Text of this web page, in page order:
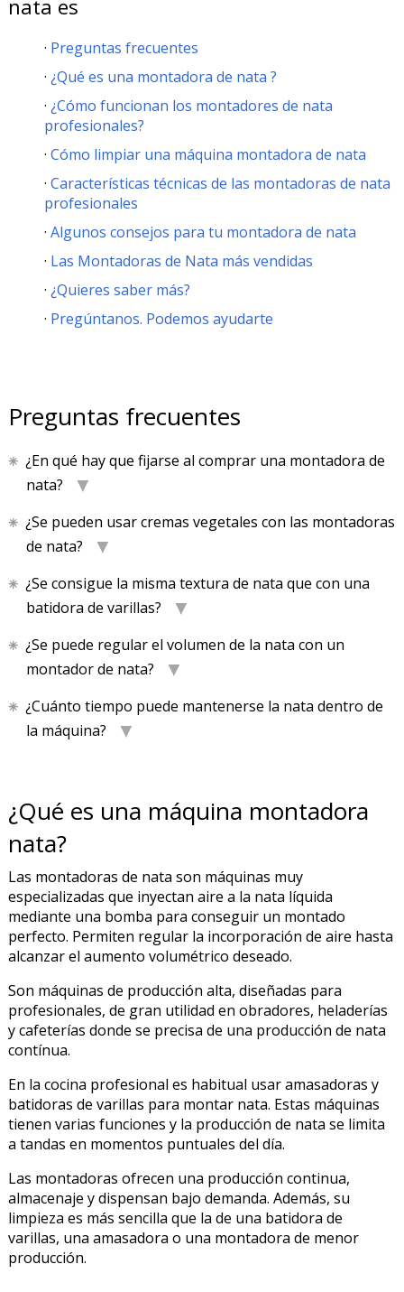
nata es
Preguntas frecuentes
¿Qué es una montadora de nata ?
¿Cómo funcionan los montadores de nata
profesionales?
Cómo limpiar una máquina montadora de nata
Características técnicas de las montadoras de nata
profesionales
Algunos consejos para tu montadora de nata
Las Montadoras de Nata más vendidas
¿Quieres saber más?
Pregúntanos. Podemos ayudarte
Preguntas frecuentes
¿En qué hay que fijarse al comprar una montadora de
nata?
¿Se pueden usar cremas vegetales con las montadoras
de nata?
¿Se consigue la misma textura de nata que con una
batidora de varillas?
¿Se puede regular el volumen de la nata con un
montador de nata?
¿Cuánto tiempo puede mantenerse la nata dentro de
la máquina?
¿Qué es una máquina montadora
nata?
Las montadoras de nata son máquinas muy
especializadas que inyectan aire a la nata líquida
mediante una bomba para conseguir un montado
perfecto. Permiten regular la incorporación de aire hasta
alcanzar el aumento volumétrico deseado.
Son máquinas de producción alta, diseñadas para
profesionales, de gran utilidad en obradores, heladerías
y cafeterías donde se precisa de una producción de nata
contínua.
En la cocina profesional es habitual usar amasadoras y
batidoras de varillas para montar nata. Estas máquinas
tienen varias funciones y la producción de nata se limita
a tandas en momentos puntuales del día.
Las montadoras ofrecen una producción continua,
almacenaje y dispensan bajo demanda. Además, su
limpieza es más sencilla que la de una batidora de
varillas, una amasadora o una montadora de menor
producción.